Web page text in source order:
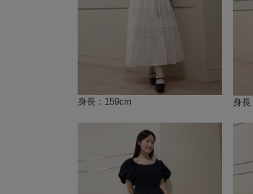
身長：159cm 身長